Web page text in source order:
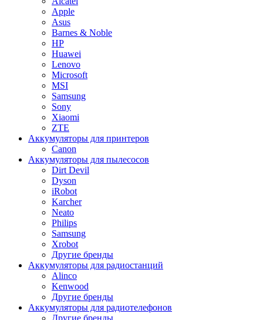
Apple
Asus
Barnes & Noble
HP
Huawei
Lenovo
Microsoft
MSI
Samsung
Sony
Xiaomi
ZTE
Аккумуляторы для принтеров
Canon
Аккумуляторы для пылесосов
Dirt Devil
Dyson
iRobot
Karcher
Neato
Philips
Samsung
Xrobot
Другие бренды
Аккумуляторы для радиостанций
Alinco
Kenwood
Другие бренды
Аккумуляторы для радиотелефонов
Другие бренды